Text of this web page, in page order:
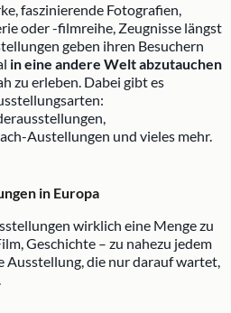
faszinierende Fotografien,
oder -filmreihe, Zeugnisse längst
geben ihren Besuchern
in eine andere Welt abzutauchen
zu erleben. Dabei gibt es
Austellungen und vieles mehr.
in Europa
wirklich eine Menge zu
Geschichte – zu nahezu jedem
Ausstellung, die nur darauf wartet,